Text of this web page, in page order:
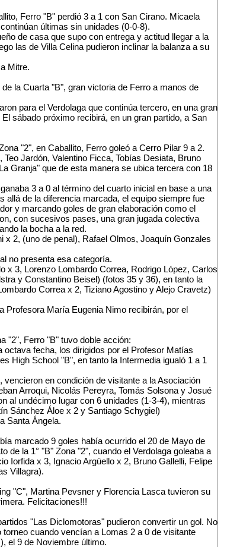
Ferro "B" perdió 3 a 1 con San Cirano. Micaela
últimas sin unidades (0-0-8).
de casa que supo con entrega y actitud llegar a la
las de Villa Celina pudieron inclinar la balanza a su
Mitre.
la Cuarta "B", gran victoria de Ferro a manos de
para el Verdolaga que continúa tercero, en una gran
sábado próximo recibirá, en un gran partido, a San
"2", en Caballito, Ferro goleó a Cerro Pilar 9 a 2.
Jardón, Valentino Ficca, Tobías Desiata, Bruno
Granja" que de esta manera se ubica tercera con 18
3 a 0 al término del cuarto inicial en base a una
allá de la diferencia marcada, el equipo siempre fue
y marcando goles de gran elaboración como el
con sucesivos pases, una gran jugada colectiva
la bocha a la red.
x 2, (uno de penal), Rafael Olmos, Joaquín Gonzales
no presenta esa categoría.
x 3, Lorenzo Lombardo Correa, Rodrigo López, Carlos
y Constantino Beisel) (fotos 35 y 36), en tanto la
Correa x 2, Tiziano Agostino y Alejo Cravetz)
Profesora María Eugenia Nimo recibirán, por el
"2", Ferro "B" tuvo doble acción:
octava fecha, los dirigidos por el Profesor Matías
High School "B", en tanto la Intermedia igualó 1 a 1
en condición de visitante a la Asociación
Arroqui, Nicolás Pereyra, Tomás Solsona y Josué
al undécimo lugar con 6 unidades (1-3-4), mientras
Sánchez Áloe x 2 y Santiago Schygiel)
Santa Ángela.
marcado 9 goles había ocurrido el 20 de Mayo de
de la 1° "B" Zona "2", cuando el Verdolaga goleaba a
Iorfida x 3, Ignacio Argüello x 2, Bruno Gallelli, Felipe
Villagra).
"C", Martina Pevsner y Florencia Lasca tuvieron su
Felicitaciones!!!
"Las Diclomotoras" pudieron convertir un gol. No
cuando vencían a Lomas 2 a 0 de visitante
el 9 de Noviembre último.